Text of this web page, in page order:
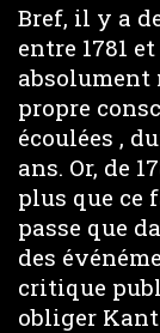
Bref, il y a
entre 1781
absolument
propre
écoulées ,
ans. Or, de
plus que ce
passe que
des
critique
obliger Kant